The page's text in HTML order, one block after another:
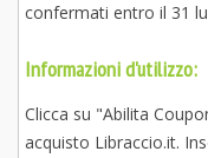
confermati entro il 31
Informazioni d'utilizzo:
Clicca su "Abilita
acquisto Libraccio.it.